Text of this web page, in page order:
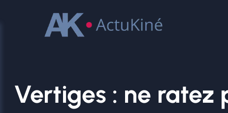
Vertiges : ne ratez